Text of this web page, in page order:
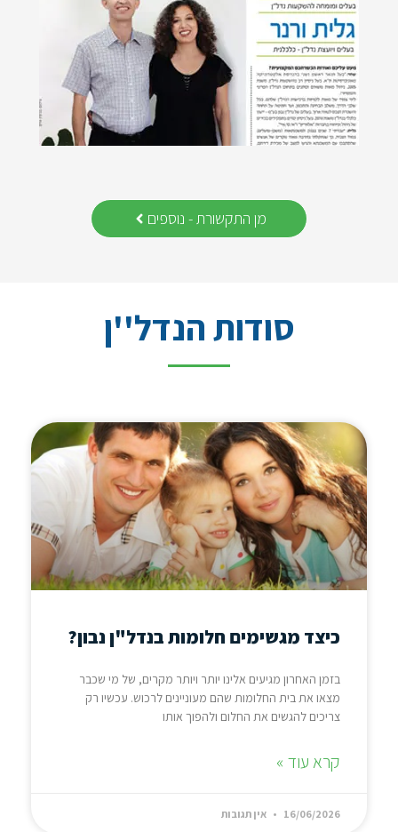
מן התקשורת - נוספים
סודות הנדל''ן
כיצד מגשימים חלומות בנדל"ן נבון?
בזמן האחרון מגיעים אלינו יותר ויותר מקרים, של מי שכבר
מצאו את בית החלומות שהם מעוניינים לרכוש. עכשיו רק
צריכים להגשים את החלום ולהפוך אותו
קרא עוד »
16/06/2026 אין תגובות